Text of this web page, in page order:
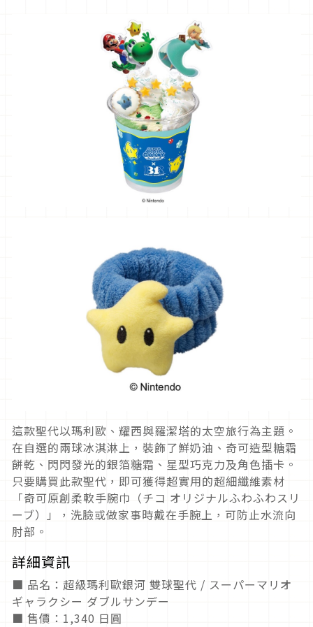
這款聖代以瑪利歐、耀西與羅潔塔的太空旅行為主題。
在自選的兩球冰淇淋上，裝飾了鮮奶油、奇可造型糖霜
餅乾、閃閃發光的銀箔糖霜、星型巧克力及角色插卡。
只要購買此款聖代，即可獲得超實用的超細纖維素材
「奇可原創柔軟手腕巾（チコ オリジナルふわふわスリ
ーブ）」，洗臉或做家事時戴在手腕上，可防止水流向
肘部。
詳細資訊
■ 品名：超級瑪利歐銀河 雙球聖代 / スーパーマリオ
ギャラクシー ダブルサンデー
■ 售價：1,340 日圓